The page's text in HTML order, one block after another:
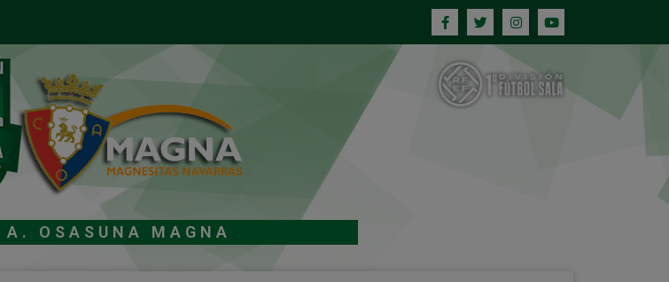
OSASUNA MAGNA